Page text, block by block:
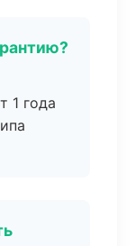
1 года